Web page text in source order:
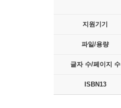
지원기기
파일/용량
글자 수/페이지 수
ISBN13